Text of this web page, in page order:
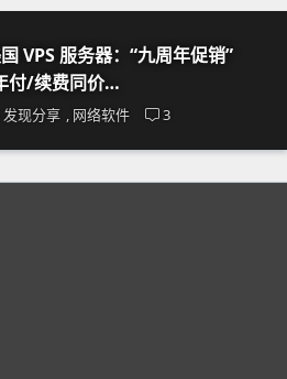
VPS 服务器：“九周年促销”
付/续费同价…
发现分享 网络软件 3